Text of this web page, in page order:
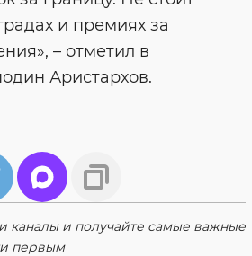
и премиях за
– отметил в
Аристархов.
каналы и получайте самые важные
первым